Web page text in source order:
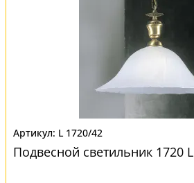
L 1720/42
Подвесной светильник 1720